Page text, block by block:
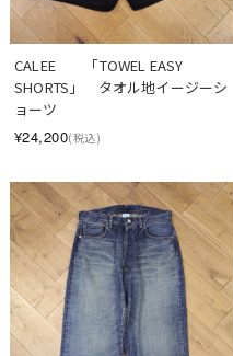
CALEE　　「TOWEL EASY
SHORTS」　タオル地イージーシ
ョーツ
¥24,200(税込)